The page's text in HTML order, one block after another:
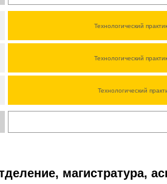
Технологический
Технологический
Технологический
магистратура,